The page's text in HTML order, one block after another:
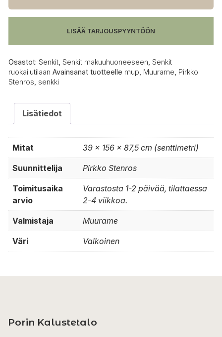
cm
leveä
LISÄÄ TARJOUSPYYNTÖÖN
Osastot: Senkit Senkit makuuhuoneeseen Senkit
ruokailutilaan Avainsanat tuotteelle mup Muurame Pirkko
Stenros senkki
Lisätiedot
Mitat 39 × 156 × 87,5 cm (senttimetri)
Suunnittelija Pirkko Stenros
Toimitusaika
arvio
Varastosta 1-2 päivää, tilattaessa
2-4 viikkoa.
Valmistaja Muurame
Väri Valkoinen
Porin Kalustetalo